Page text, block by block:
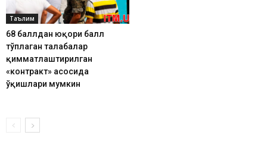
Таълим
68 баллдан юқори балл
тўплаган талабалар
қимматлаштирилган
«контракт» асосида
ўқишлари мумкин